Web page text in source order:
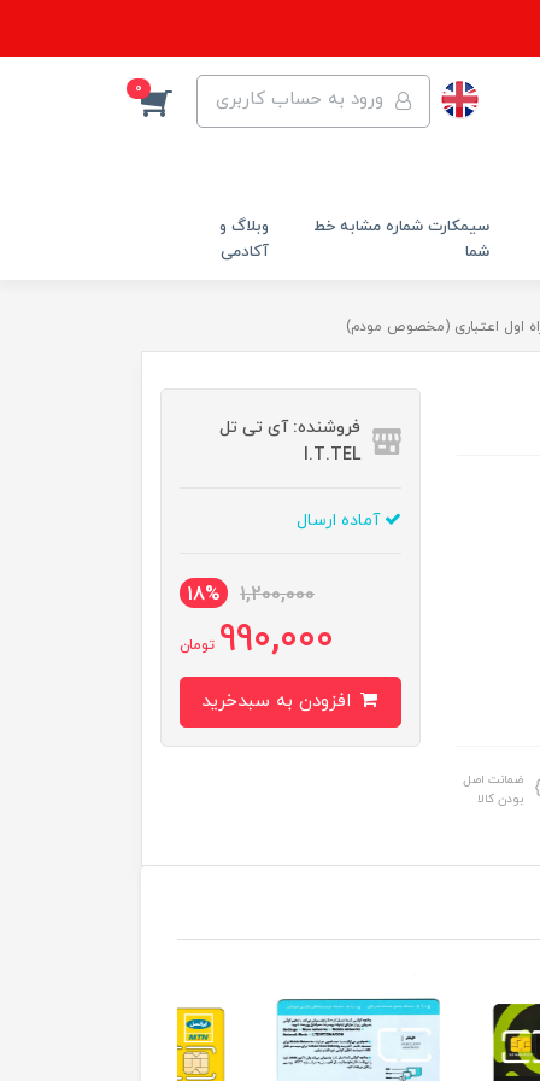
ورود به حساب کاربری 0
سیمکارت شماره مشابه خط
شما
وبلاگ و
آکادمی
ضمانت اصل
بودن کالا
فروشنده: آی تی تل
I.T.TEL
آماده ارسال
1,200,000
18%
990,000 تومان